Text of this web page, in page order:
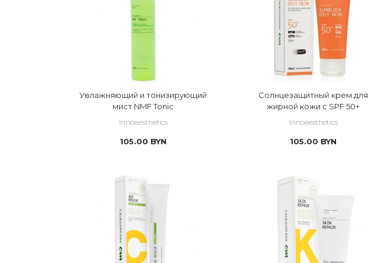
Увлажняющий и тонизирующий
мист NMF Tonic
Innoaesthetics
105.00 BYN
Солнцезащитный крем для
жирной кожи с SPF 50+
Innoaesthetics
105.00 BYN